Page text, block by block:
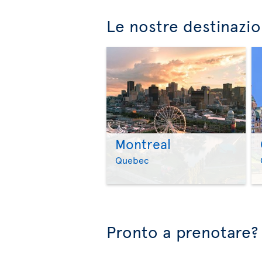
Le nostre
Montreal
Quebec
Pronto a prenotare?